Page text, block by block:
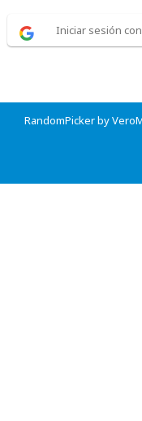
Iniciar sesión
RandomPicker by